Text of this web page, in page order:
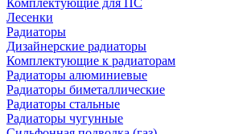
Комплектующие для ПС
Лесенки
Радиаторы
Дизайнерские радиаторы
Комплектующие к радиаторам
Радиаторы алюминиевые
Радиаторы биметаллические
Радиаторы стальные
Радиаторы чугунные